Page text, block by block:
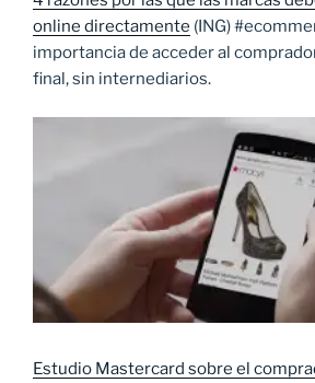
online directamente (ING)
importancia de acceder al
final, sin internediarios.
Estudio Mastercard sobre el